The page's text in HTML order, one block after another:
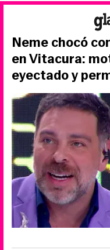
Neme chocó
en Vitacura:
eyectado y